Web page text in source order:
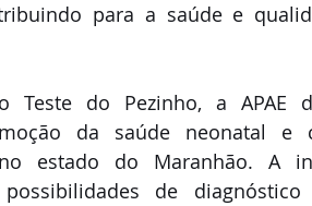
para a saúde e
Teste do Pezinho, a APAE
da saúde neonatal e
estado do Maranhão. A
de